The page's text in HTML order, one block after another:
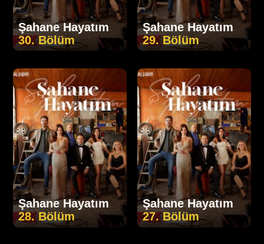
Şahane Hayatım
30. Bölüm
Şahane Hayatım
29. Bölüm
Şahane Hayatım
28. Bölüm
Şahane Hayatım
27. Bölüm